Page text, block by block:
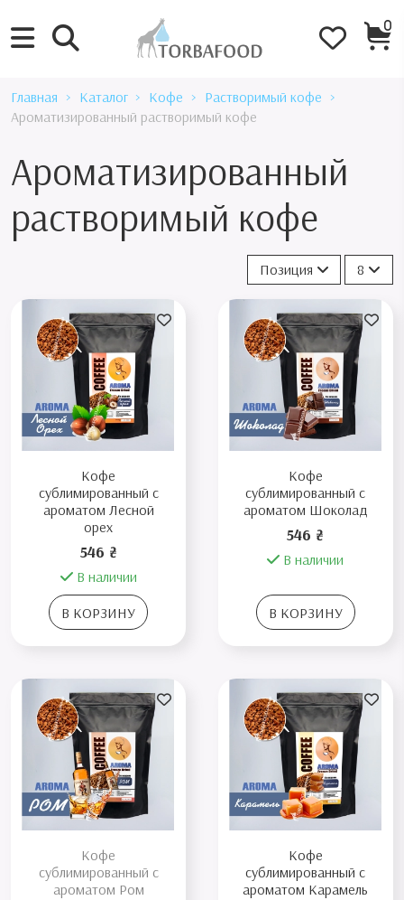
0
Главная Каталог Кофе
Растворимый кофе
Ароматизированный растворимый кофе
Ароматизированный
растворимый кофе
Позиция 8
Кофе
сублимированный с
ароматом Лесной
орех
546 ₴
В наличии
В КОРЗИНУ
Кофе
сублимированный с
ароматом Шоколад
546 ₴
В наличии
В КОРЗИНУ
Кофе
сублимированный с
ароматом Ром
Кофе
сублимированный с
ароматом Карамель